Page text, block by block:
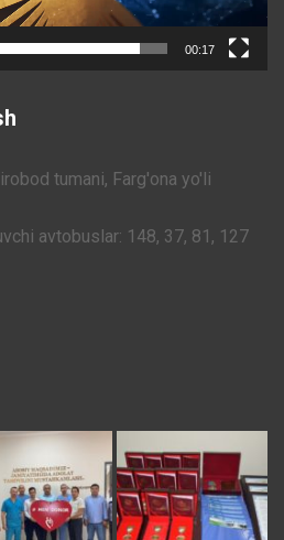
00:17
tumani, Farg'ona yo'li
avtobuslar: 148, 37, 81, 127